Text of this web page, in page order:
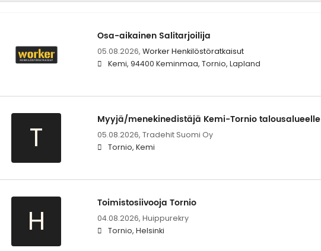
Osa-aikainen Salitarjoilija
05.08.2026, Worker Henkilöstöratkaisut
Kemi, 94400 Keminmaa, Tornio, Lapland
T
Myyjä/menekinedistäjä Kemi-Tornio talousalueelle
05.08.2026, Tradehit Suomi Oy
Tornio, Kemi
H
Toimistosiivooja Tornio
04.08.2026, Huippurekry
Tornio, Helsinki